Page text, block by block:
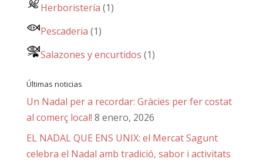
Herboristería (1)
Pescaderia (1)
Salazones y encurtidos (1)
Últimas noticias
Un Nadal per a recordar: Gràcies per fer costat
al comerç local! 8 enero, 2026
EL NADAL QUE ENS UNIX: el Mercat Sagunt
celebra el Nadal amb tradició, sabor i activitats